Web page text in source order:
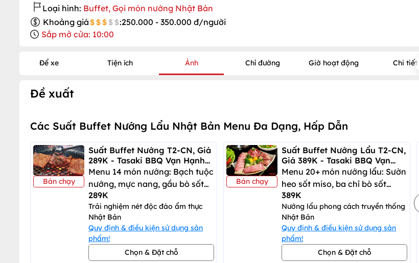
Loại hình: Buffet, Gọi món nướng Nhật Bản
Khoảng giá
:250.000 - 350.000 đ/người
Sắp mở cửa: 10:00
Để xe Tiện ích Ảnh Chỉ đường Giờ hoạt động Chi tiết
Đề xuất
Các Suất Buffet Nướng Lẩu Nhật Bản Menu Đa Dạng, Hấp Dẫn
Bán chạy
Suất Buffet Nướng T2-CN, Giá
289K - Tasaki BBQ Vạn Hạnh
Mall
Menu 14 món nướng: Bạch tuộc
nướng, mực nang, gầu bò sốt
tare
289K
Trải nghiệm nét độc đáo ẩm thực
Nhật Bản
Quy định & điều kiện sử dụng sản
phẩm!
Chọn & Đặt chỗ
Bán chạy
Suất Buffet Nướng Lẩu T2-CN,
Giá 389K - Tasaki BBQ Vạn
Hạnh Mall
Menu 20+ món nướng lẩu: Sườn
heo sốt miso, ba chỉ bò sốt
muối
389K
Nướng lẩu phong cách truyền thống
Nhật Bản
Quy định & điều kiện sử dụng sản
phẩm!
Chọn & Đặt chỗ